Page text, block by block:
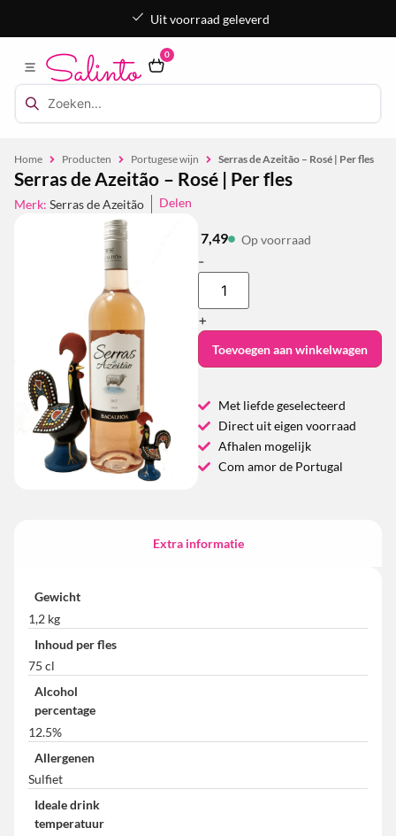
Uit voorraad geleverd
0
Home Producten Portugese wijn Serras de Azeitão – Rosé | Per fles
Serras de Azeitão – Rosé | Per fles
Merk: Serras de Azeitão Delen
7,49 Op voorraad
-
+
Toevoegen aan winkelwagen
Met liefde geselecteerd
Direct uit eigen voorraad
Afhalen mogelijk
Com amor de Portugal
Extra informatie
Gewicht
1,2 kg
Inhoud per fles
75 cl
Alcohol
percentage
12.5%
Allergenen
Sulfiet
Ideale drink
temperatuur